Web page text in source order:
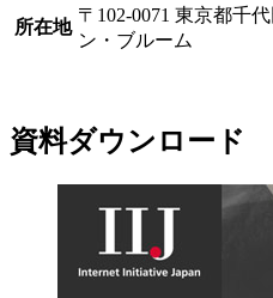
所在地
〒102-0071 東京都千
ン・ブルーム
資料ダウンロード